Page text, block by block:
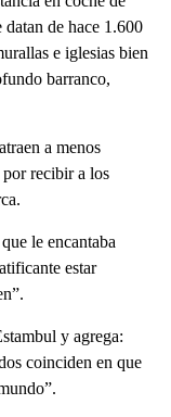
datan de hace 1.600
e iglesias bien
barranco,
a menos
por recibir a los
le encantaba
estar
y agrega:
coinciden en que